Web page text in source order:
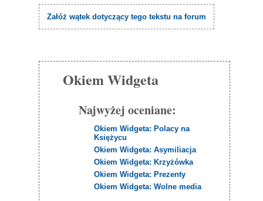
Załóż wątek dotyczący tego tekstu na forum
Okiem Widgeta
Najwyżej oceniane:
Okiem Widgeta: Polacy na
Księżycu
Okiem Widgeta: Asymiliacja
Okiem Widgeta: Krzyżówka
Okiem Widgeta: Prezenty
Okiem Widgeta: Wolne media